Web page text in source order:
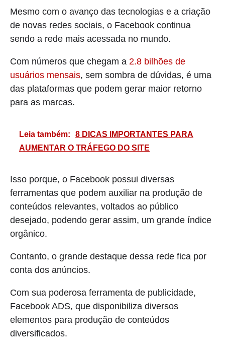
Mesmo com o avanço das tecnologias e a criação
de novas redes sociais, o Facebook continua
sendo a rede mais acessada no mundo.
Com números que chegam a 2.8 bilhões de
usuários mensais, sem sombra de dúvidas, é uma
das plataformas que podem gerar maior retorno
para as marcas.
Leia também:
8 DICAS IMPORTANTES PARA
AUMENTAR O TRÁFEGO DO SITE
Isso porque, o Facebook possui diversas
ferramentas que podem auxiliar na produção de
conteúdos relevantes, voltados ao público
desejado, podendo gerar assim, um grande índice
orgânico.
Contanto, o grande destaque dessa rede fica por
conta dos anúncios.
Com sua poderosa ferramenta de publicidade,
Facebook ADS, que disponibiliza diversos
elementos para produção de conteúdos
diversificados.